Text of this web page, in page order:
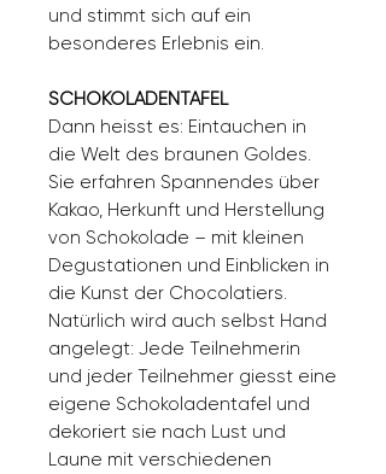
und stimmt sich auf ein
besonderes Erlebnis ein.
SCHOKOLADENTAFEL
Dann heisst es: Eintauchen in
die Welt des braunen Goldes.
Sie erfahren Spannendes über
Kakao, Herkunft und Herstellung
von Schokolade – mit kleinen
Degustationen und Einblicken in
die Kunst der Chocolatiers.
Natürlich wird auch selbst Hand
angelegt: Jede Teilnehmerin
und jeder Teilnehmer giesst eine
eigene Schokoladentafel und
dekoriert sie nach Lust und
Laune mit verschiedenen